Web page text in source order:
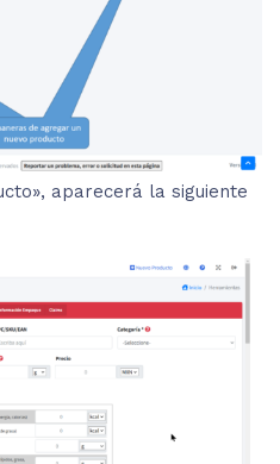
aparecerá la siguiente